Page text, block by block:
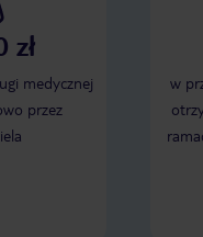
zł
medycznej
przez
w